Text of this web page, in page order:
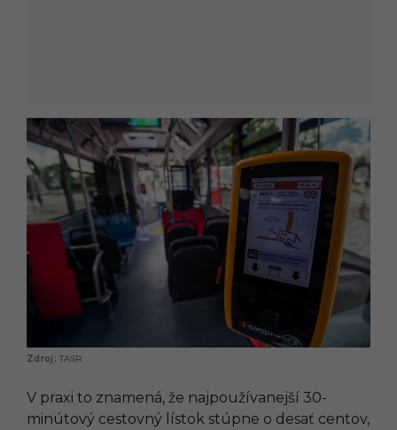
TASR
V praxi to znamená, že najpoužívanejší 30-
minútový cestovný lístok stúpne o desať centov,